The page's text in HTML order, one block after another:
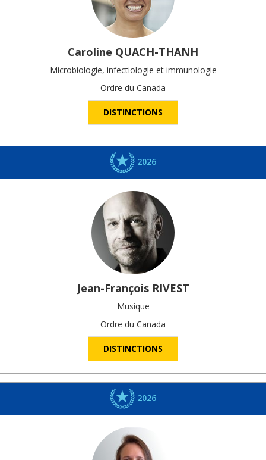
Caroline QUACH-THANH
Microbiologie, infectiologie et immunologie
Ordre du Canada
DISTINCTIONS
2026
Jean-François RIVEST
Musique
Ordre du Canada
DISTINCTIONS
2026